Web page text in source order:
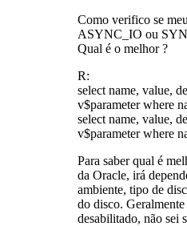
Como verifico se
ASYNC_IO ou
Qual é o melhor ?
R:
select name, value,
v$parameter where
select name, value,
v$parameter where
Para saber qual é
da Oracle, irá
ambiente, tipo de
do disco.
desabilitado, não sei